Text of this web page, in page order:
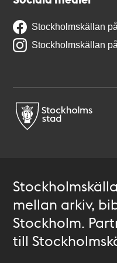
Stockholmskällan
Stockholmskällan
mellan arkiv,
Stockholm.
till